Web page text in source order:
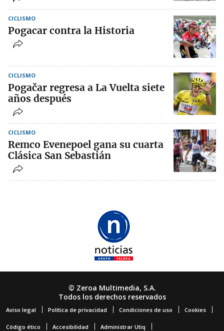
CICLISMO
Pogacar contra la Historia
CICLISMO
Pogačar regresa a La Vuelta siete
años después
CICLISMO
Remco Evenepoel gana su cuarta
Clásica San Sebastián
© Zeroa Multimedia, S.A.
Todos los derechos reservados
Aviso legal Política de privacidad Condiciones de uso Cookies
Código ético Accesibilidad Administrar Utiq